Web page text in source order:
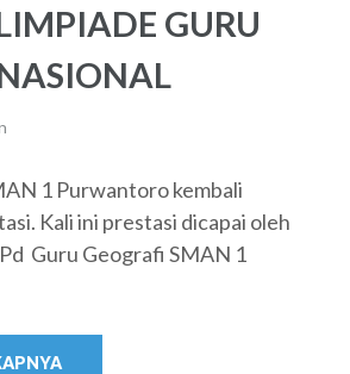
GURU
1 Purwantoro kembali
Kali ini prestasi dicapai oleh
Guru Geografi SMAN 1